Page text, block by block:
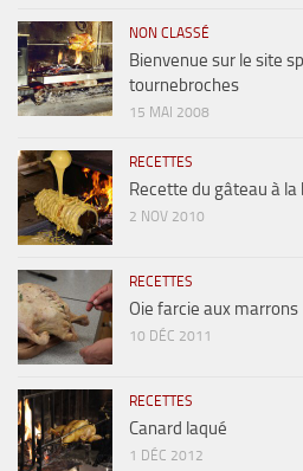
NON CLASSÉ
Bienvenue sur le site
tournebroches
15 MAI 2008
RECETTES
Recette du gâteau à la
2 NOV 2010
RECETTES
Oie farcie aux marrons
10 DÉC 2011
RECETTES
Canard laqué
1 DÉC 2012